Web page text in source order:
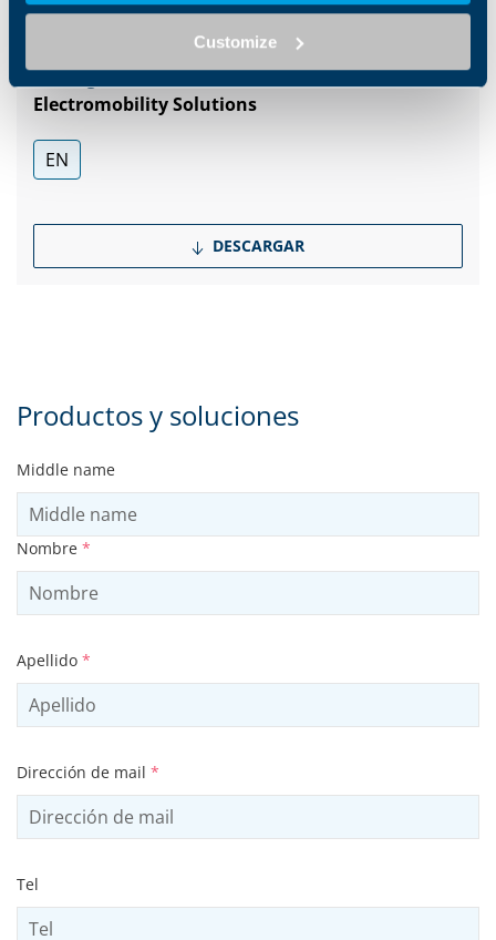
Customize
Catalogues
Electromobility Solutions
EN
DESCARGAR
Productos y soluciones
Middle name
Nombre *
Apellido *
Dirección de mail *
Tel